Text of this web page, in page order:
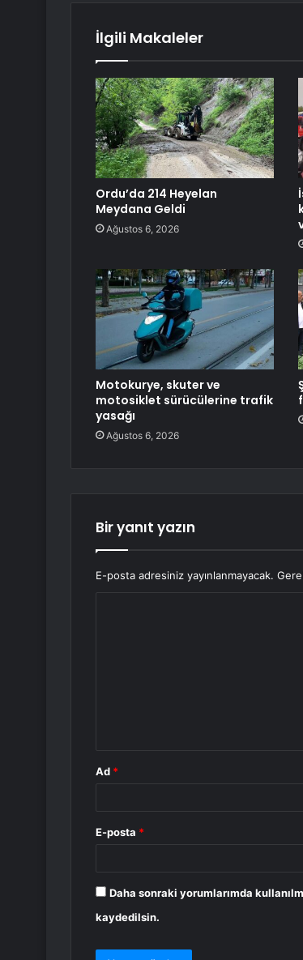
İlgili Makaleler
Ordu’da 214 Heyelan
Meydana Geldi
Ağustos 6, 2026
Motokurye, skuter ve
motosiklet sürücülerine trafik
yasağı
Ağustos 6, 2026
Bir yanıt yazın
E-posta adresiniz yayınlanmayacak.
Ad *
E-posta *
Daha sonraki yorumlarımda
kaydedilsin.